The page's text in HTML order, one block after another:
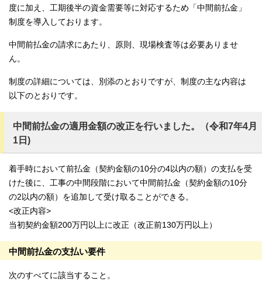
度に加え、工期後半の資金需要等に対応するため「中間前払金」
制度を導入しております。
中間前払金の請求にあたり、原則、現場検査等は必要ありませ
ん。
制度の詳細については、別添のとおりですが、制度の主な内容は
以下のとおりです。
中間前払金の適用金額の改正を行いました。（令和7年4月
1日)
着手時において前払金（契約金額の10分の4以内の額）の支払を受
けた後に、工事の中間段階において中間前払金（契約金額の10分
の2以内の額）を追加して受け取ることができる。
<改正内容>
当初契約金額200万円以上に改正（改正前130万円以上）
中間前払金の支払い要件
次のすべてに該当すること。